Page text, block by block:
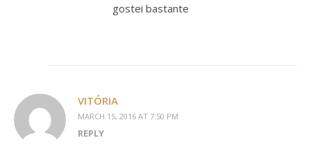
gostei bastante
VITÓRIA
MARCH 15, 2016 AT 7:50 PM
REPLY